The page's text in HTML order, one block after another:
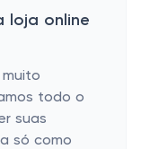
loja online
todo o
suas
só como